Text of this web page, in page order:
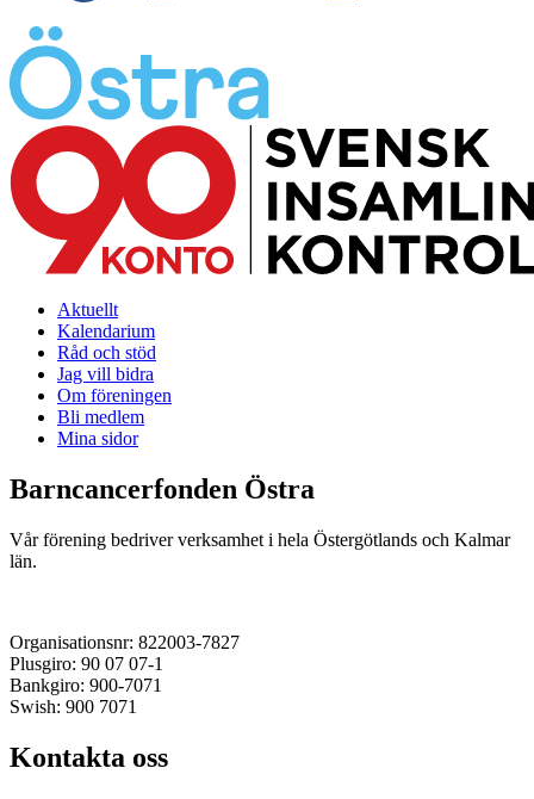
Aktuellt
Kalendarium
Råd och stöd
Jag vill bidra
Om föreningen
Bli medlem
Mina sidor
Barncancerfonden Östra
Vår förening bedriver verksamhet i hela Östergötlands och Kalmar
län.
Organisationsnr: 822003-7827
Plusgiro: 90 07 07-1
Bankgiro: 900-7071
Swish: 900 7071
Kontakta oss